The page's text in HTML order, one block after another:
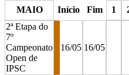
MAIO
Início Fim 1
2ª Etapa do
7º
Campeonato
Open de
IPSC
16/05 16/05